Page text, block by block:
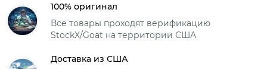
100% оригинал
Все товары проходят верификацию
StockX/Goat на территории США
Доставка из США